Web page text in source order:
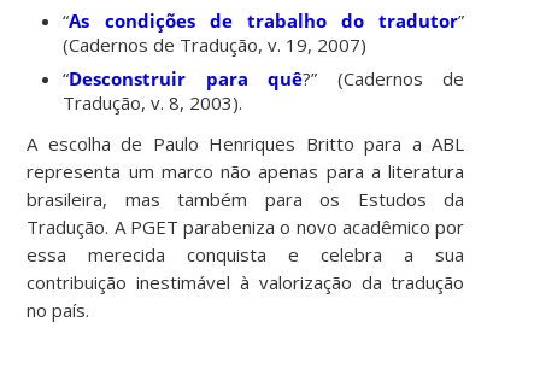
“As condições de trabalho do tradutor”
(Cadernos de Tradução, v. 19, 2007)
“Desconstruir para quê?” (Cadernos de
Tradução, v. 8, 2003).
A escolha de Paulo Henriques Britto para a ABL
representa um marco não apenas para a literatura
brasileira, mas também para os Estudos da
Tradução. A PGET parabeniza o novo acadêmico por
essa merecida conquista e celebra a sua
contribuição inestimável à valorização da tradução
no país.